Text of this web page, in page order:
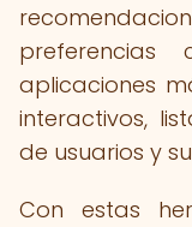
preferencias
aplicaciones
interactivos,
de usuarios y
Con estas